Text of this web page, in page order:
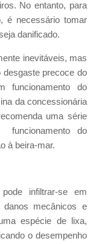
No entanto, para
é necessário tomar
danificado.
inevitáveis, mas
precoce do
funcionamento do
da concessionária
uma série
do
à beira-mar.
infiltrar-se em
mecânicos e
espécie de lixa,
o desempenho